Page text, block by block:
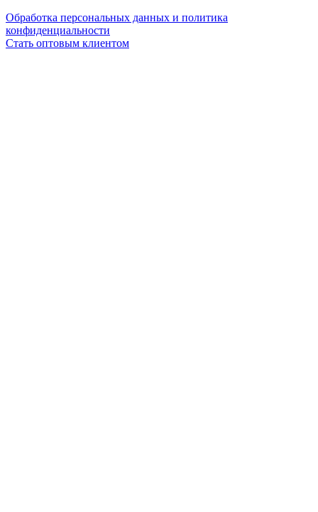
Обработка персональных данных и политика
конфиденциальности
Стать оптовым клиентом